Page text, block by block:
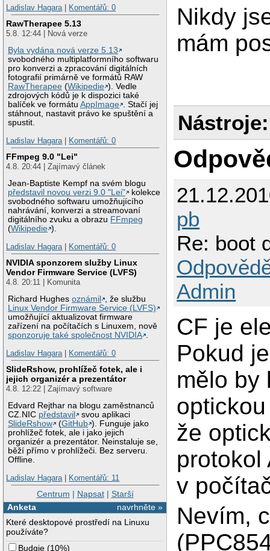
Ladislav Hagara| Komentářů: 0
RawTherapee 5.13
5.8. 12:44 | Nová verze
Byla vydána nová verze 5.13
svobodného multiplatformního softwaru
pro konverzi a zpracování digitálních
fotografií primárně ve formátů RAW
RawTherapee (Wikipedie ). Vedle
zdrojových kódů je k dispozici také
balíček ve formátuAppImage . Stačí jej
stáhnout, nastavit právo ke spuštění a
spustit.
Ladislav Hagara| Komentářů: 0
FFmpeg 9.0 "Lei"
4.8. 20:44 | Zajímavý článek
Jean-Baptiste Kempf na svém blogu
představil novou verzi 9.0 "Lei"
kolekce
svobodného softwaru umožňujícího
nahrávání, konverzi a streamovaní
digitálního zvuku a obrazu FFmpeg
(Wikipedie ).
Ladislav Hagara| Komentářů: 0
NVIDIA sponzorem služby Linux
Vendor Firmware Service (LVFS)
4.8. 20:11 | Komunita
Richard Hughesoznámil
, že službu
Linux Vendor Firmware Service (LVFS)
umožňující aktualizovat firmware
zařízení na počítačích s Linuxem, nově
sponzoruje také společnost NVIDIA .
Ladislav Hagara| Komentářů: 0
SlideRshow, prohlížeč fotek, ale i
jejich organizér a prezentátor
4.8. 12:22 | Zajímavý software
Edvard Rejthar na blogu zaměstnanců
CZ.NIC představil
svou aplikaci
SlideRshow
(GitHub ). Funguje jako
prohlížeč fotek, ale i jako jejich
organizér a prezentátor. Neinstaluje se,
běží přímo v prohlížeči. Bez serveru.
Offline.
Ladislav Hagara| Komentářů: 11
Centrum | Napsat| Starší
navrhněte »
Anketa
Které desktopové prostředí na Linuxu
používáte?
Budgie (10%)
Nikdy
mám
Nástroje:
pb
Re: boot
Admin
CF je
Pokud
mělo by
že
protokol
v
Nevím,